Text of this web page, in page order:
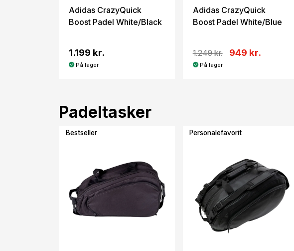
Adidas CrazyQuick
Boost Padel White/Black
1.199 kr.
På lager
Adidas CrazyQuick
Boost Padel White/Blue
1.249 kr. 949 kr.
På lager
Padeltasker
Bestseller Personalefavorit